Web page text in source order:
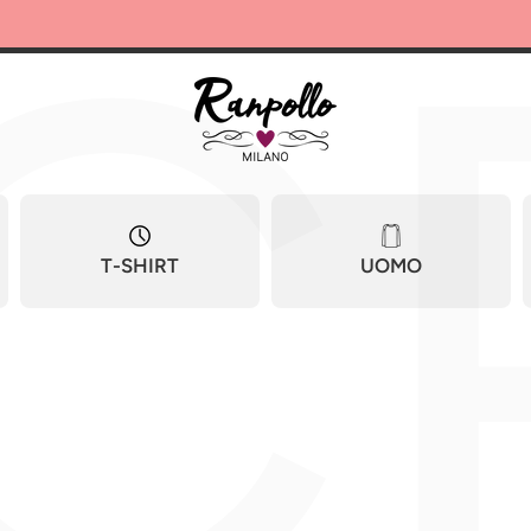
T-SHIRT UOMO